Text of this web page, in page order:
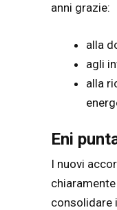
anni grazie:
alla
agli
alla
Eni
I nuovi
consolidare